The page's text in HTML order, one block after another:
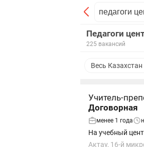
Педагоги
225 вакансий
Весь Казахстан
Учитель-
Договорная
менее 1 года
На учебный
Актау, 16-й